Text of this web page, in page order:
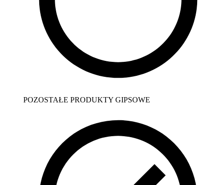
POZOSTAŁE PRODUKTY GIPSOWE